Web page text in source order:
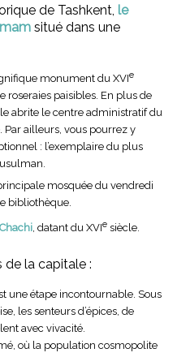
de Tashkent, le
situé dans une
monument du XVIe
roseraies paisibles. En plus de
abrite le centre administratif du
Par ailleurs, vous pourrez y
: l’exemplaire du plus
mosquée du vendredi
bibliothèque.
, datant du XVIesiècle.
la capitale :
une étape incontournable. Sous
les senteurs d’épices, de
avec vivacité.
où la population cosmopolite